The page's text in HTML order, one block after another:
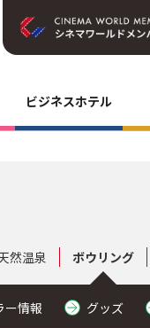
ビジネスホテル
然温泉 ボウリング
ー情報 グッズ